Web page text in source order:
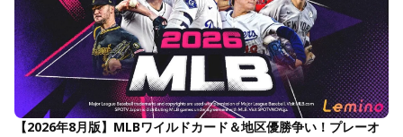
【2026年8月版】MLBワイルドカード＆地区優勝争い！プレーオ